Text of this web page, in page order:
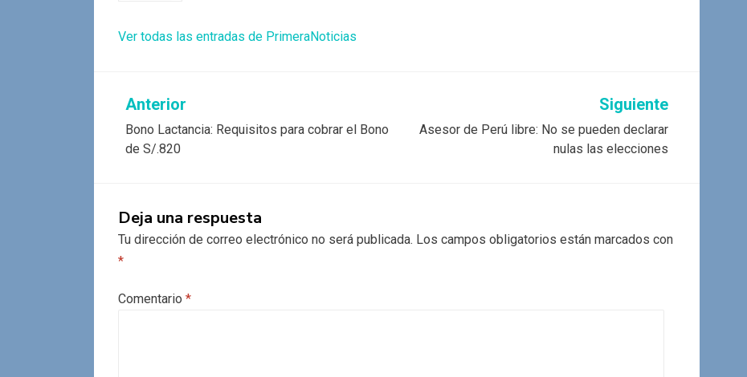
Ver todas las entradas de PrimeraNoticias
Navegación
de
Anterior
Bono Lactancia: Requisitos para cobrar el Bono
de S/.820
Siguiente
Asesor de Perú libre: No se pueden declarar
nulas las elecciones
Deja una respuesta
Tu dirección de correo electrónico no será publicada. Los campos obligatorios están marcados con
*
Comentario *